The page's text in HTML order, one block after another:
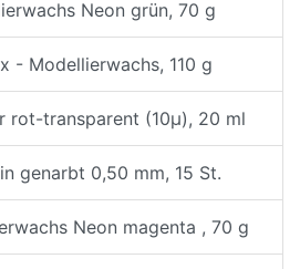
Neon grün, 70 g
- Modellierwachs, 110 g
rot-transparent (10µ), 20 ml
genarbt 0,50 mm, 15 St.
Neon magenta , 70 g